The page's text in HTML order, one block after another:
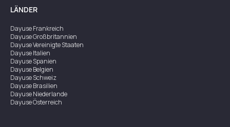
LÄNDER
DayuseFrankreich
DayuseGroßbritannien
DayuseVereinigte Staaten
DayuseItalien
DayuseSpanien
DayuseBelgien
DayuseSchweiz
DayuseBrasilien
DayuseNiederlande
DayuseÖsterreich